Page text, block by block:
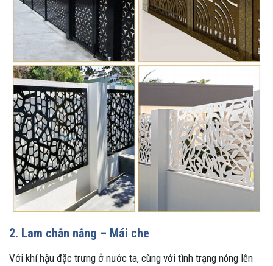
2. Lam chắn nắng – Mái che
Với khí hậu đặc trưng ở nước ta, cùng với tình trạng nóng lên